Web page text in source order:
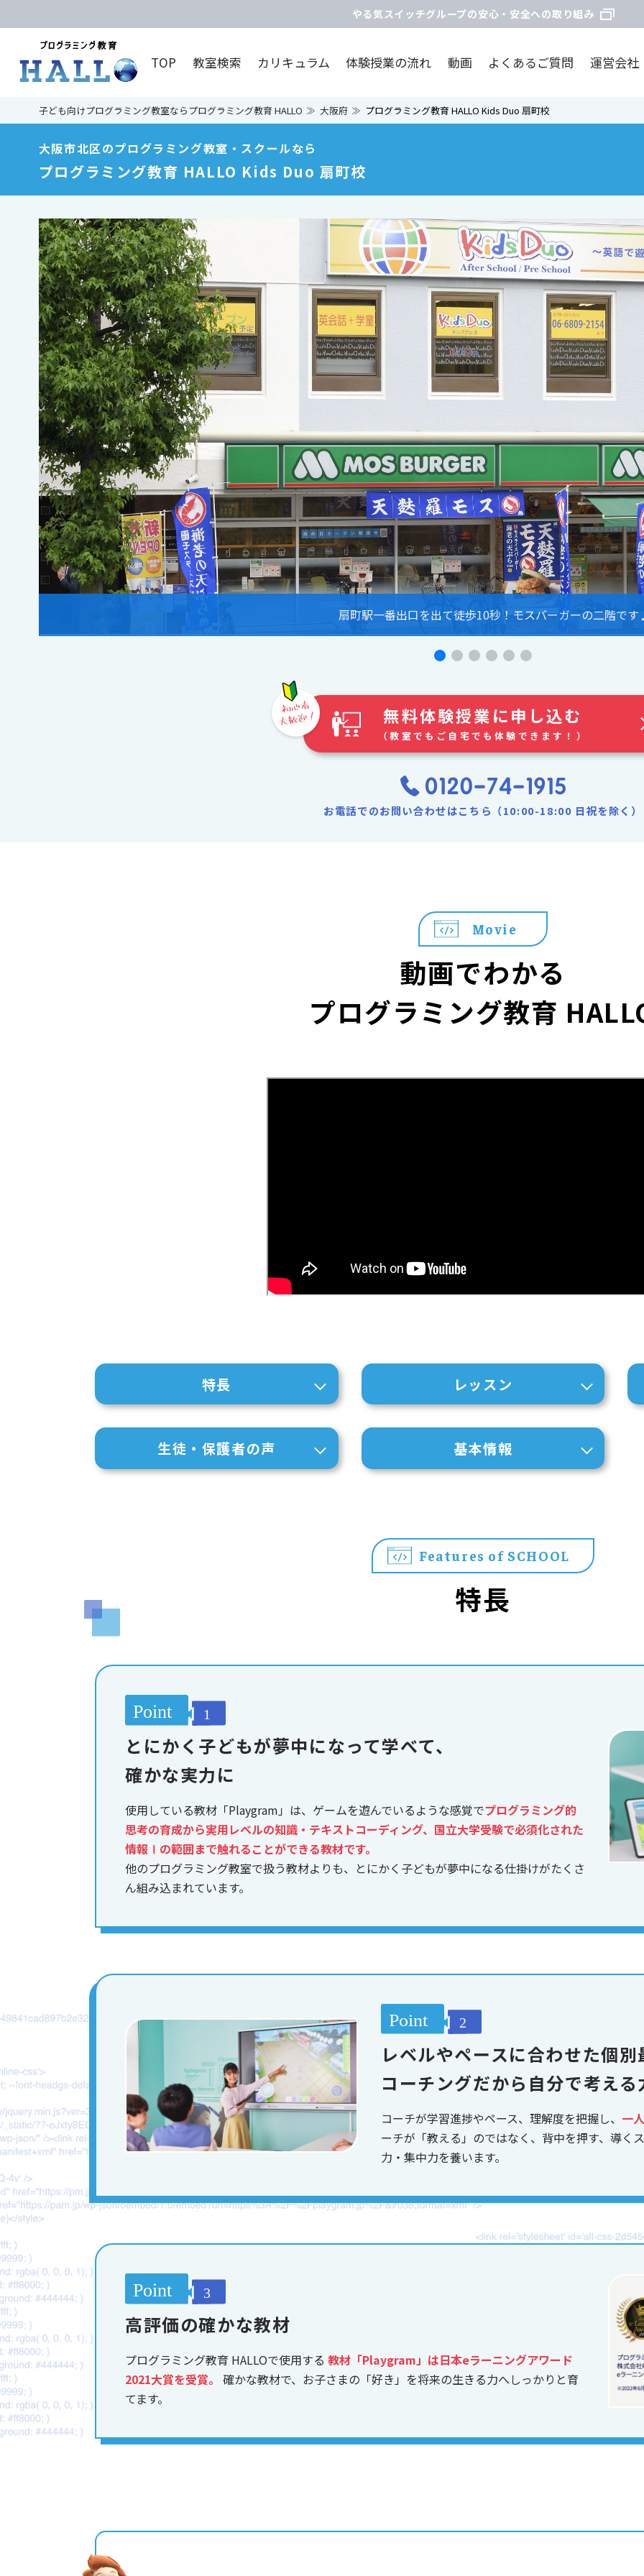
やる気スイッチグループの安心・安全への取り組み
TOP 教室検索 カリキュラム 体験授業の流れ 動画 よくあるご質問 運営会社
子ども向けプログラミング教室ならプログラミング教育 HALLO 大阪府 プログラミング教育 HALLO Kids Duo 扇町校
大阪市北区のプログラミング教室・スクールなら
プログラミング教育 HALLO Kids Duo 扇町校
室内の様
無料体験授業に申し込む
（教室でもご自宅でも体験できます！）
お電話でのお問い合わせはこちら（10:00-18:00 日祝を除く）
Movie
動画でわかる
プログラミング教育
特長 レッスン
生徒・保護者の声 基本情報
Features of SCHOOL
特長
とにかく子どもが夢中になって学べて、
確かな実力に
使用している教材「Playgram」は、ゲームを遊んでいるような感覚でプログラミング的
思考の育成から実用レベルの知識・テキストコーディング、国立大学受験で必須化された
情報Ⅰの範囲まで触れることができる教材です。
他のプログラミング教室で扱う教材よりも、とにかく子どもが夢中になる仕掛けがたくさ
ん組み込まれています。
レベルやペースに合わせた個
コーチングだから自分で考え
コーチが学習進捗やペース、理解度を把握し、 一
ーチが「教える」のではなく、背中を押す、導く
力・集中力を養います。
高評価の確かな教材
プログラミング教育 HALLOで使用する 教材「Playgram」は日本eラーニングアワード
2021大賞を受賞。 確かな教材で、お子さまの「好き」を将来の生きる力へしっかりと育
てます。